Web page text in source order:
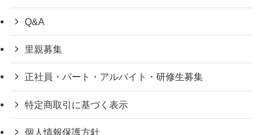
Q&A
里親募集
正社員・パート・アルバイト・研修生募集
特定商取引に基づく表示
個人情報保護方針